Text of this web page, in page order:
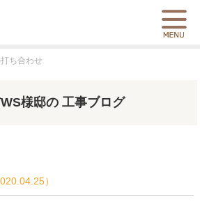
ち合わせ
様邸の 工事ブログ
）